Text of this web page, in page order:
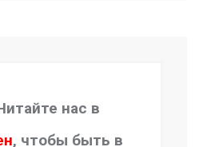
нас в
, чтобы быть в